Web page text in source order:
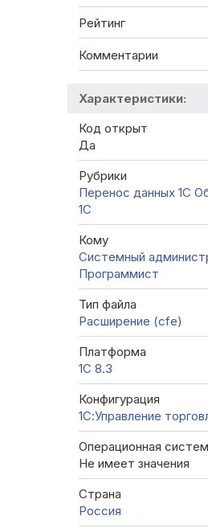
Рейтинг
Комментарии
Характеристики:
Код открыт
Да
Рубрики
Перенос данных 1C
1С
Кому
Системный
Программист
Тип файла
Расширение (cfe)
Платформа
1С 8.3
Конфигурация
1С:Управление
Операционная
Не имеет значения
Страна
Россия